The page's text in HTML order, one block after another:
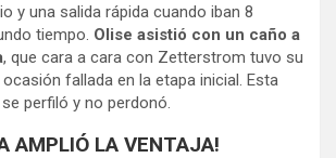
y una salida rápida cuando iban 8
tiempo. Olise asistió con un caño a
, que cara a cara con Zetterstrom tuvo su
fallada en la etapa inicial. Esta
perfiló y no perdonó.
AMPLIÓ LA VENTAJA!